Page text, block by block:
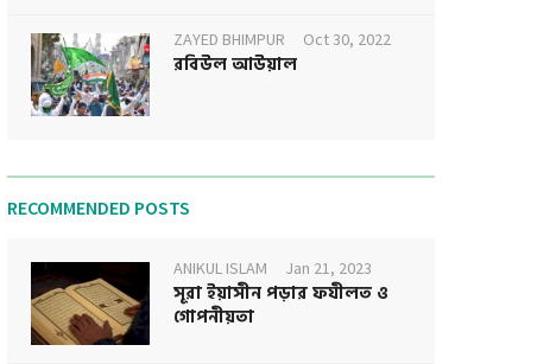
ZAYED BHIMPUR Oct 30, 2022
রবিউল আউয়াল
RECOMMENDED POSTS
ANIKUL ISLAM Jan 21, 2023
সূরা ইয়াসীন পড়ার ফযীলত ও
গোপনীয়তা